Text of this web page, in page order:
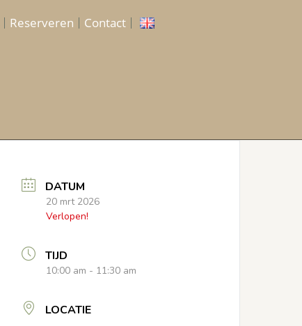
Reserveren Contact
DATUM
20 mrt 2026
Verlopen!
TIJD
10:00 am - 11:30 am
LOCATIE